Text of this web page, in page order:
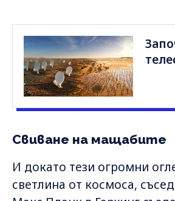
Свиване на мащабите
И докато тези огромни
светлина от космоса,